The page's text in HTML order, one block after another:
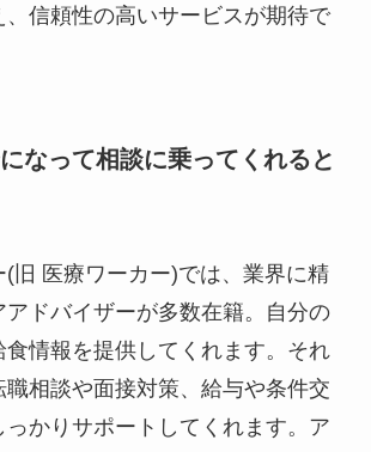
、信頼性の高いサービスが期待で
なって相談に乗ってくれると
旧 医療ワーカー)では、業界に精
ドバイザーが多数在籍。自分の
情報を提供してくれます。それ
職相談や面接対策、給与や条件交
かりサポートしてくれます。ア